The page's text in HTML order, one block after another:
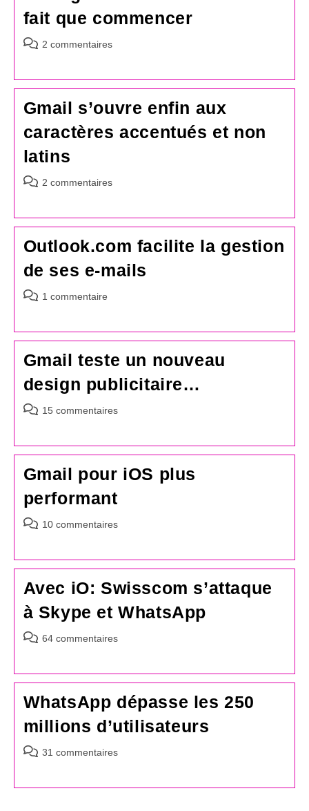
fait que commencer
Commentaires
publication :
2 commentaires
Gmail s’ouvre enfin aux
caractères accentués et non
latins
Commentaires
publication :
2 commentaires
Outlook.com facilite la gestion
de ses e-mails
Commentaires
publication :
1 commentaire
Gmail teste un nouveau
design publicitaire…
Commentaires
publication :
15 commentaires
Gmail pour iOS plus
performant
Commentaires
publication :
10 commentaires
Avec iO: Swisscom s’attaque
à Skype et WhatsApp
Commentaires
publication :
64 commentaires
WhatsApp dépasse les 250
millions d’utilisateurs
Commentaires
31 commentaires